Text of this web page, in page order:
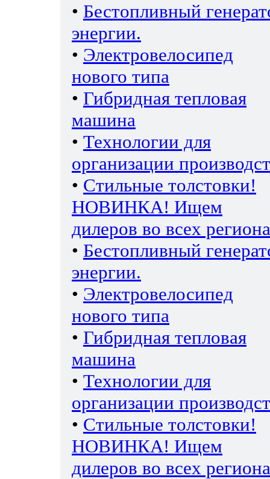
• Бестопливный
энергии.
• Электровелосипед
нового типа
• Гибридная тепловая
машина
• Технологии для
организации
• Стильные толстовки!
НОВИНКА! Ищем
дилеров во всех
• Бестопливный
энергии.
• Электровелосипед
нового типа
• Гибридная тепловая
машина
• Технологии для
организации
• Стильные толстовки!
НОВИНКА! Ищем
дилеров во всех